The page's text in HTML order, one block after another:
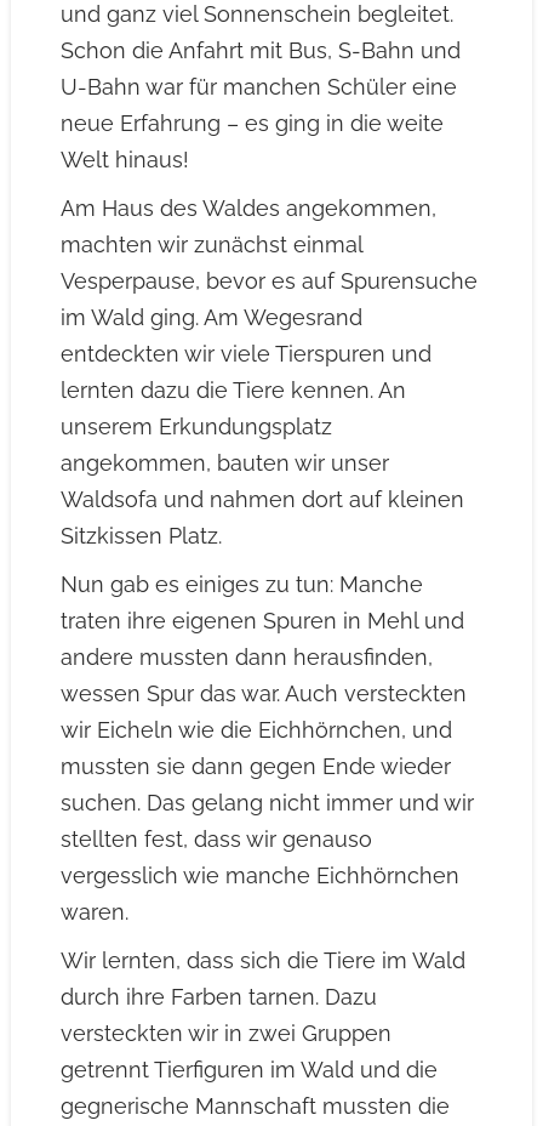
und ganz viel Sonnenschein begleitet.
Schon die Anfahrt mit Bus, S-Bahn und
U-Bahn war für manchen Schüler eine
neue Erfahrung – es ging in die weite
Welt hinaus!
Am Haus des Waldes angekommen,
machten wir zunächst einmal
Vesperpause, bevor es auf Spurensuche
im Wald ging. Am Wegesrand
entdeckten wir viele Tierspuren und
lernten dazu die Tiere kennen. An
unserem Erkundungsplatz
angekommen, bauten wir unser
Waldsofa und nahmen dort auf kleinen
Sitzkissen Platz.
Nun gab es einiges zu tun: Manche
traten ihre eigenen Spuren in Mehl und
andere mussten dann herausfinden,
wessen Spur das war. Auch versteckten
wir Eicheln wie die Eichhörnchen, und
mussten sie dann gegen Ende wieder
suchen. Das gelang nicht immer und wir
stellten fest, dass wir genauso
vergesslich wie manche Eichhörnchen
waren.
Wir lernten, dass sich die Tiere im Wald
durch ihre Farben tarnen. Dazu
versteckten wir in zwei Gruppen
getrennt Tierfiguren im Wald und die
gegnerische Mannschaft mussten die